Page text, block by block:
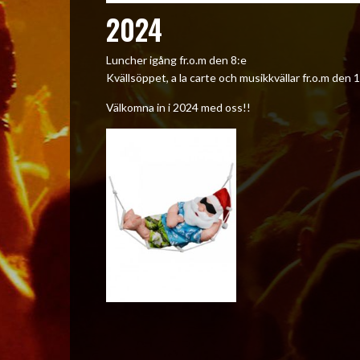
2024
Luncher igång fr.o.m den 8:e
Kvällsöppet, a la carte och musikkvällar fr.o.m den
Välkomna in i 2024 med oss!!